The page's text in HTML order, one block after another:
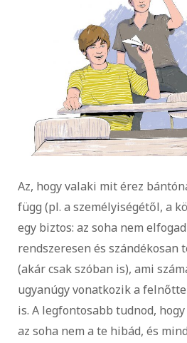
Az, hogy valaki mit érez
függ (pl. a személyiségétől, a
egy biztos: az soha nem
rendszeresen és szándékosan
(akár csak szóban is), ami
ugyanúgy vonatkozik a
is. A legfontosabb tudnod,
az soha nem a te hibád, és